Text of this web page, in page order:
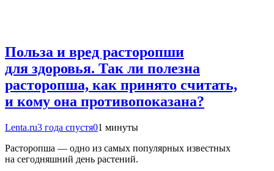
Польза и вред расторопши
для здоровья. Так ли полезна
расторопша, как принято считать,
и кому она противопоказана?
Lenta.ru3 года спустя01 минуты
Расторопша — одно из самых популярных известных
на сегодняшний день растений.